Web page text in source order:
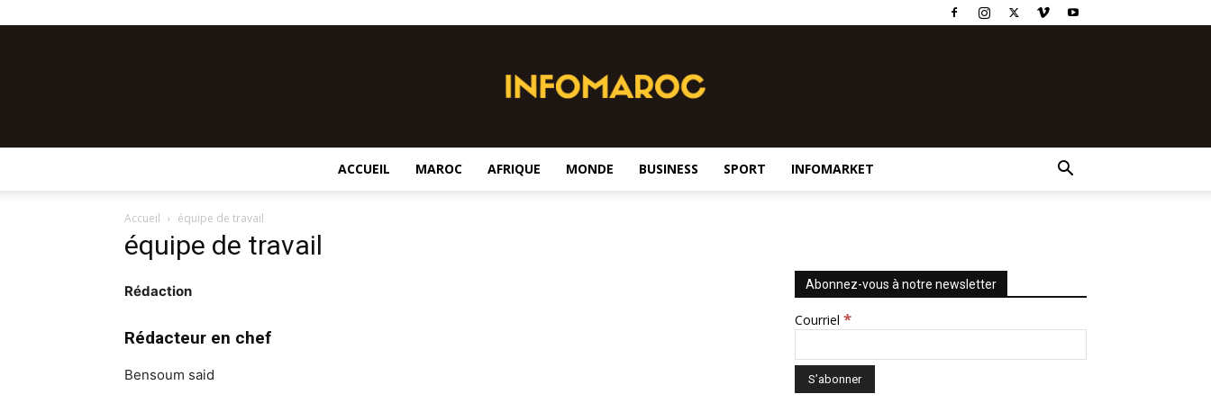
ACCUEIL MAROC AFRIQUE MONDE BUSINESS SPORT INFOMARKET
Accueil équipe de travail
équipe de travail
Rédaction
Rédacteur en chef
Bensoum said
Abonnez-vous à notre newsletter
Courriel *